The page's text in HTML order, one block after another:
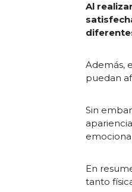
Al
Además,
puedan
Sin
En
tanto